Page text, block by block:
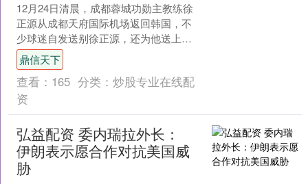
12月24日清晨，成都蓉城功勋主教练徐
正源从成都天府国际机场返回韩国，不
少球迷自发送别徐正源，还为他送上礼
物。徐正源说：“成都是我的第二故乡，
成都的一切的好我都....
鼎信天下
查看： 165 分类： 炒股专业在线配
资
弘益配资 委内瑞拉外长：
伊朗表示愿合作对抗美国威
胁